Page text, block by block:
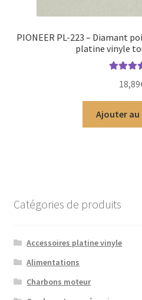
PIONEER PL-223 – Diamant
platine vinyle
5
18,89
Ajouter au
Catégories de produits
Accessoires platine vinyle
Alimentations
Charbons moteur